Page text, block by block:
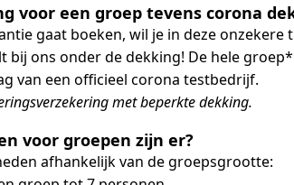
voor een groep tevens corona
gaat boeken, wil je in deze
ons onder de dekking! De hele
van een officieel corona testbedrijf.
met beperkte dekking.
voor groepen zijn er?
afhankelijk van de groepsgrootte: